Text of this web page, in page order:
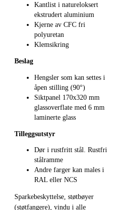
Kantlist i natureloksert
ekstrudert aluminium
Kjerne av CFC fri
polyuretan
Klemsikring
Beslag
Hengsler som kan settes i
åpen stilling (90°)
Siktpanel 170x320 mm
glassoverflate med 6 mm
laminerte glass
Tilleggsutstyr
Dør i rustfritt stål. Rustfri
stålramme
Andre farger kan males i
RAL eller NCS
Sparkebeskyttelse, støtbøyer
(støtfangere), vindu i alle